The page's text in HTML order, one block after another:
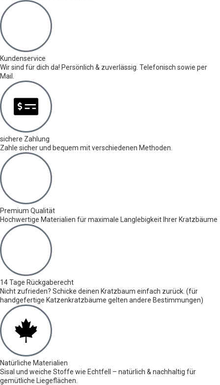
Kundenservice
Wir sind für dich da! Persönlich & zuverlässig. Telefonisch sowie per
Mail.
sichere Zahlung
Zahle sicher und bequem mit verschiedenen Methoden.
Premium Qualität
Hochwertige Materialien für maximale Langlebigkeit Ihrer Kratzbäume
14 Tage Rückgaberecht
Nicht zufrieden? Schicke deinen Kratzbaum einfach zurück. (für
handgefertige Katzenkratzbäume gelten andere Bestimmungen)
Natürliche Materialien
Sisal und weiche Stoffe wie Echtfell – natürlich & nachhaltig für
gemütliche Liegeflächen.